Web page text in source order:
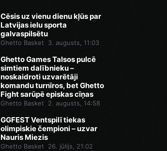
Cēsis uz vienu dienu kļūs par
Latvijas ielu sporta
galvaspilsētu
Ghetto Basket 3. augusts, 11:03
Ghetto Games Talsos pulcē
simtiem dalībnieku –
noskaidroti uzvarētāji
komandu turnīros, bet Ghetto
Fight sarūpē episkas cīņas
Ghetto Basket 2. augusts, 14:58
GGFEST Ventspilī tiekas
olimpiskie čempioni – uzvar
Nauris Miezis
Ghetto Basket 26. jūlijs, 21:02